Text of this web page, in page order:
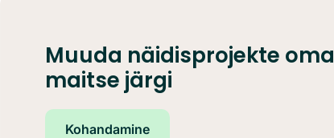
Muuda näidisprojekte oma
maitse järgi
Kohandamine